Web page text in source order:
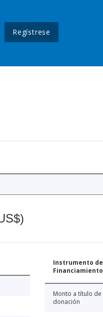
Regístrese
Instrumento de
Financiamiento
Monto a título de
donación